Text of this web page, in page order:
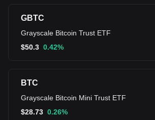
GBTC
Grayscale Bitcoin Trust ETF
$50.3 0.42%
BTC
Grayscale Bitcoin Mini Trust ETF
$28.73 0.26%